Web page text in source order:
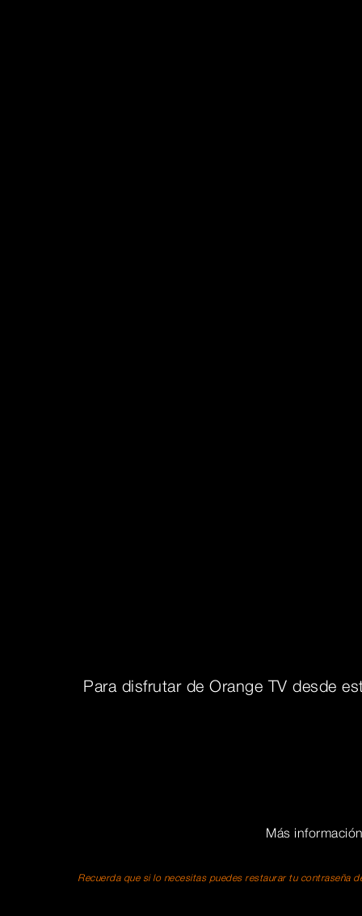
Para disfrutar de Orange TV desde
Más
Recuerda que si lo necesitas puedes restaurar tu contraseña